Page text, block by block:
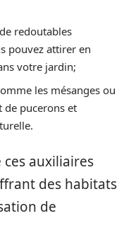
redoutables
pouvez attirer en
votre jardin;
les mésanges ou
de pucerons et
ces auxiliaires
des habitats
de